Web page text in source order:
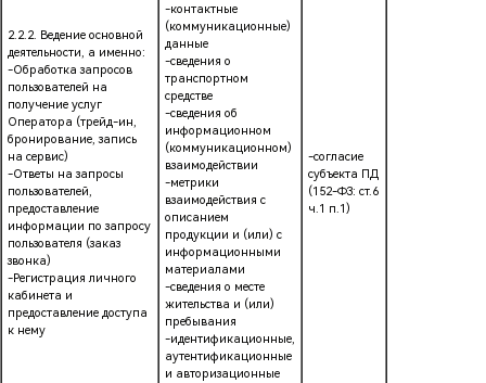
2.2.2. Ведение основной
деятельности, а именно:
-Обработка запросов
пользователей на
получение услуг
Оператора (трейд-ин,
бронирование, запись
на сервис)
-Ответы на запросы
пользователей,
предоставление
информации по запросу
пользователя (заказ
звонка)
-Регистрация личного
кабинета и
предоставление доступа
к нему
-контактные
(коммуникационные)
данные
-сведения о
транспортном
средстве
-сведения об
информационном
(коммуникационном)
взаимодействии
-метрики
взаимодействия с
описанием
продукции и (или) с
информационными
материалами
-сведения о месте
жительства и (или)
пребывания
-идентификационные,
аутентификационные
и авторизационные
-согласие
субъекта ПД
(152-ФЗ: ст.6
ч.1 п.1)